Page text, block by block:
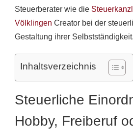
Steuerberater wie die
Völklingen Creator bei der
Gestaltung ihrer Selbstständigkeit.
Inhaltsverzeichnis
Steuerliche
Hobby, Freiberuf